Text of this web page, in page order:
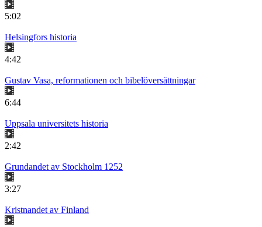
5:02
Helsingfors historia
4:42
Gustav Vasa, reformationen och bibelöversättningar
6:44
Uppsala universitets historia
2:42
Grundandet av Stockholm 1252
3:27
Kristnandet av Finland